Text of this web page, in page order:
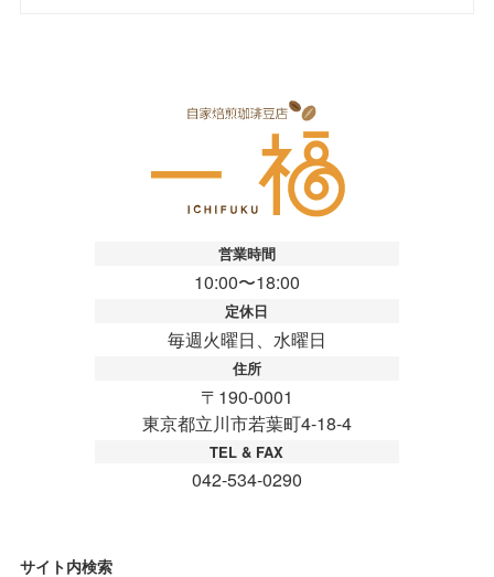
サイト内検索